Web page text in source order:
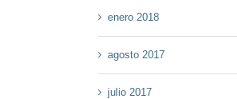
enero 2018
agosto 2017
julio 2017